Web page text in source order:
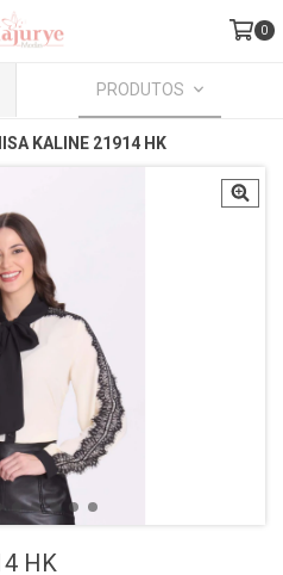
0
PRODUTOS
KALINE 21914 HK
HK